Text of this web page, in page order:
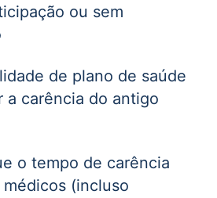
ou sem
de plano de saúde
a carência do antigo
o tempo de carência
(incluso